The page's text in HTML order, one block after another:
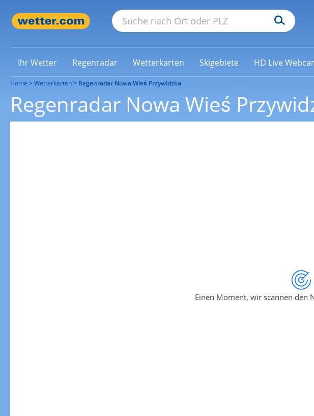
Ihr Wetter Regenradar Wetterkarten Skigebiete HD Live
Home Wetterkarten Regenradar Nowa Wieś Przywidzka
Regenradar Nowa Wieś
Einen Moment, wir scannen den